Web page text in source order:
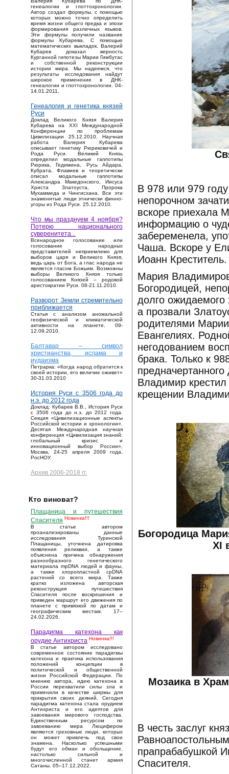
генеалогии и глоттохронологии.
Автор создал формулы, с помощью
которых можно точно определить
время жизни общего предка и эпохи
формирования различных языков.
Эти формулы получили название
формулы Кубарева. С помощью
математических выкладок, Валерий
Кубарев доказал верность
Курганной гипотезы Марии Гимбутас
и собственной реконструкции
истории мира. Мы надеемся, что
результаты исследования найдут
широкое применение в ДНК-
генеалогии и глоттохронологии. 04-
14.01.2011.
Генеалогия и генетика князей
Руси
Доклад Великого Князя Валерия
Кубарева на XXI Международной
Конференции по проблемам
Цивилизации 25.12.2010. Научная
работа Валерия Кубарева
описывает генетику Рюриковичей и
Рода Руси. Великий Князь
определил модальные гаплотипы
Рюрика, Гедимина, Русь Айдара,
Кубрата, Флавиев и теоретически
описал модальные гаплотипы
Александра Македонского, Иисуса
Христа Златоуста, Пророка
Мухаммеда и Чингисхана. Все эти
знаменитые люди этнически финно-
угоры из Рода Руси. 25.12.2010.
Что мы празднуем 4 ноября?
Потерю национального
суверенитета...
Bсенародное голосование или
голосование народных
представителей неприемлемо для
выборов царя и Великого Князя,
ведь царь от Бога, а глас народа не
является гласом Божьим. Возможны
выборы Великого Князя только
голосованием Князей – родовой
аристократии Руси. 08-21.11.2010.
Разворот Земли стремительно
приближается
Статья с анализом аномальной
геофизической и климатической
активности на планете. 09-
12.09.2010.
Балтавар – символ
христианства, ислама и
иудаизма
Петрарка: «Когда народ обратится к
своей истории, его величие оживет»
30-31.03.2010
История Руси с 3506 года до
н.э. до 2012 года
Доклад: Кубарев В.В., История Руси
с 3506 года до н.э. до 2012 года.
Секция «Цивилизационные аспекты
Российской истории и хронологии».
Десятая Международная научная
конференция «Цивилизация знаний:
глобальный кризис и
инновационный выбор России»,
Москва, 24-25 апреля 2009 года,
РосНОУ.
Архив 2006-2018 гг.
Кто виноват?
Плащаница и путешествия
Спасителя Новинка!!!
В статье автором
проанализированы данные
исследования Туринской
Плащаницы, уточнена датировка
появления реликвии, а также
объяснена причина обнаружения
разнообразного генетического
материала mpDNA людей и фауны,
а также хлоропластной cpDNA
растений со всего мира. Также
кратко изложена авторская
реконструкция путешествия
Спасителя после воскрешения и
приведен маршрут его движения по
планете с привязкой по датам и
географическим местам. 17–
24.02.2026.
Парадигма катехона как
орудие Антихриста Новинка!!!
В статье автором исследовано
современное состояние парадигмы
катехона и практика использования
положений концепции в
политической и общественной
жизни Российской Федерации. По
мнению автора, идею катехона в
России перехватили силы зла и
применили в качестве ширмы для
прикрытия своих деяний. Сегодня
парадигма катехона стала орудием
Антихриста и его адептов для
завоевания мирового господства.
Единственным ресурсом по
завоеванию мира Люцифером
являются греховные люди, которых
он может привлечь под свои
знамена. Насколько успешными
будут его обман и обольщение,
настолько сильной и
многочисленной станет армия
Сатаны. 05–17.12.2022.
В 978 или 979
непорочном
вскоре приехала
информацию о
забеременела,
Чаша. Вскоре у
Иоанн Креститель.
Мария
Богородицей,
долго ожидаемого
а прозвали
родителями
Евангелиях.
негодованием
брака. Только к
Владимир
крещении
Богородица
XI
Мозаика в
В честь заслуг
прапрабабушкой
Спасителя.